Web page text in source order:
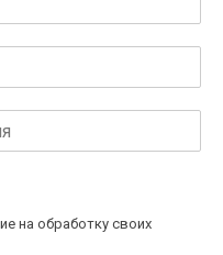
на обработку своих